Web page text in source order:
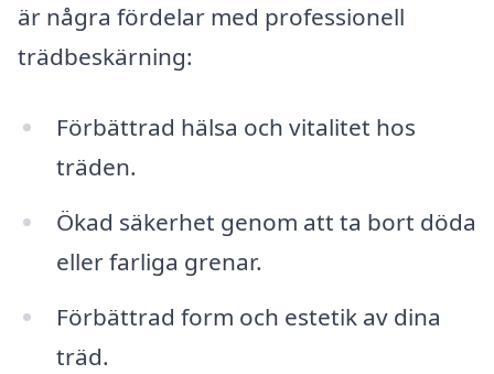
är några fördelar med professionell
trädbeskärning:
Förbättrad hälsa och vitalitet hos
träden.
Ökad säkerhet genom att ta bort döda
eller farliga grenar.
Förbättrad form och estetik av dina
träd.